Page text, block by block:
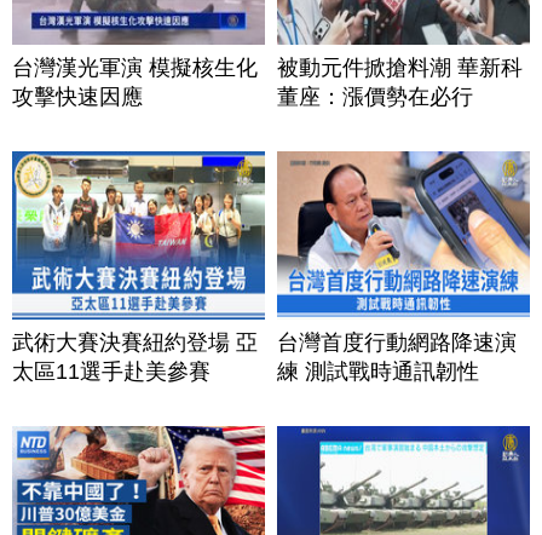
台灣漢光軍演 模擬核生化
攻擊快速因應
被動元件掀搶料潮 華新科
董座：漲價勢在必行
武術大賽決賽紐約登場 亞
太區11選手赴美參賽
台灣首度行動網路降速演
練 測試戰時通訊韌性